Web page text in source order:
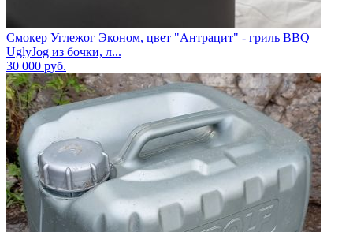
Смокер Углежог Эконом, цвет "Антрацит" - гриль BBQ
UglyJog из бочки, л...
30 000 руб.